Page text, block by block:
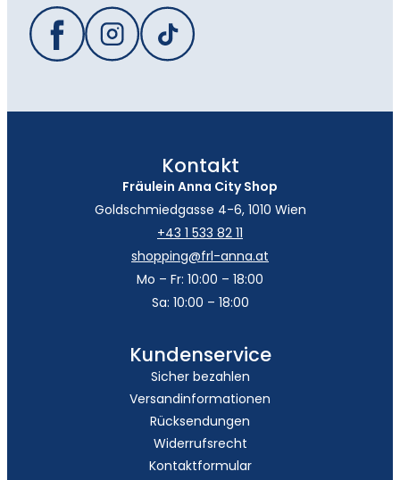
Kontakt
Fräulein Anna City Shop
Goldschmiedgasse 4-6, 1010 Wien
+43 1 533 82 11
shopping@frl-anna.at
Mo – Fr: 10:00 – 18:00
Sa: 10:00 – 18:00
Kundenservice
Sicher bezahlen
Versandinformationen
Rücksendungen
Widerrufsrecht
Kontaktformular